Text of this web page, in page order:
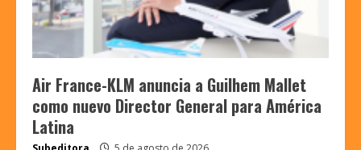
Air France-KLM anuncia a Guilhem Mallet
como nuevo Director General para América
Latina